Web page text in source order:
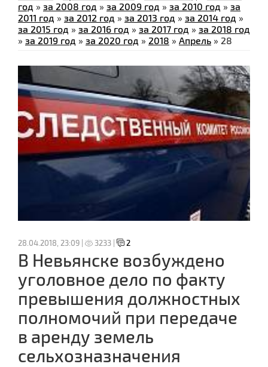
год » за 2008 год » за 2009 год » за 2010 год » за
2011 год » за 2012 год » за 2013 год » за 2014 год »
за 2015 год » за 2016 год » за 2017 год » за 2018 год
» за 2019 год » за 2020 год » 2018 » Апрель » 28
28.04.2018, 23:09 | 3233 | 2
В Невьянске возбуждено
уголовное дело по факту
превышения должностных
полномочий при передаче
в аренду земель
сельхозназначения